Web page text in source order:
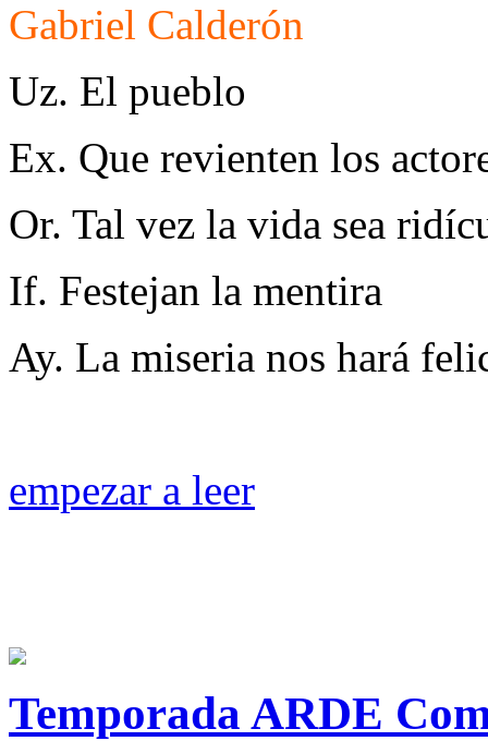
Gabriel Calderón
Uz. El pueblo
Ex. Que revienten los
Or. Tal vez la vida sea
If. Festejan la mentira
Ay. La miseria nos hará
empezar a leer
Temporada ARDE